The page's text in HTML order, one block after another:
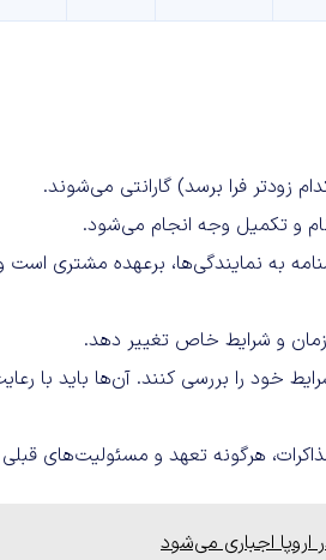
و تکمیل وجه انجام می‌شود.
به نمایندگی‌ها، برعهده مشتری
و شرایط خاص تغییر دهد.
خود را بررسی کنند. آن‌ها باید با
هرگونه تعهد و مسئولیت‌های قبلی
اجباری می‌شود